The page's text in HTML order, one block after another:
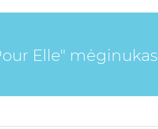
Elle" mėginukas